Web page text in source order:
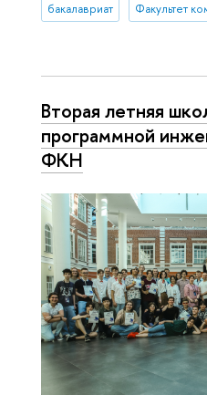
бакалавриат Факультет
Вторая летняя
программной
ФКН